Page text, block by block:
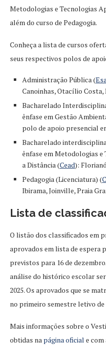
Metodologias e Tecnologias
além do curso de Pedagogia.
Conheça a lista de cursos
seus respectivos polos de
Administração Pública (
Canoinhas, Otacílio
Bacharelado
ênfase em Gestão
polo de apoio presencial
Bacharelado
ênfase em Metodologias e
a Distância (Cead):
Pedagogia (Licenciatura) (
Ibirama, Joinville, Praia
Lista de
O listão dos classificados em
aprovados em lista de espera
previstos para 16 de
análise do histórico escolar
2025. Os aprovados que se
no primeiro semestre letivo de
Mais informações sobre o
obtidas na página oficial e com